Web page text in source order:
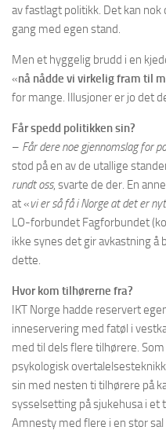
av fastlagt politikk. Det kan
gang med egen stand.
Men et hyggelig brudd i en
«nå nådde vi virkelig fram til
for mange. Illusjoner er jo det
Får spedd politikken sin?
– Får dere noe gjennomslag for
stod på en av de utallige
rundt oss, svarte de der. En
at «vi er så få i Norge at det er
LO-forbundet Fagforbundet
ikke synes det gir avkastning
dette.
Hvor kom tilhørerne fra?
IKT Norge hadde reservert
inneservering med fatøl i
med til dels flere tilhørere.
psykologisk
sin med nesten ti tilhørere på
sysselsetting på sjukehusa i et
Amnesty med flere i en stor